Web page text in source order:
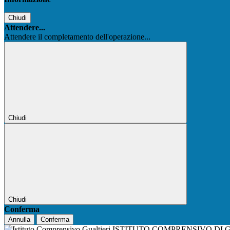
Chiudi
Attendere...
Attendere il completamento dell'operazione...
Chiudi
Chiudi
Conferma
Annulla Conferma